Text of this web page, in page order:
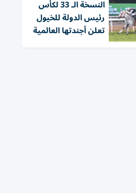
النسخة الـ 33 لكأس
رئيس الدولة للخيول
تعلن أجندتها العالمية